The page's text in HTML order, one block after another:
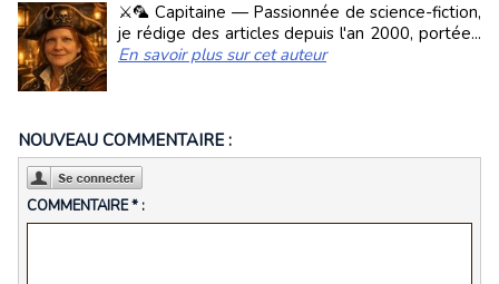
⚔️🦜 Capitaine — Passionnée de science-fiction,
je rédige des articles depuis l'an 2000, portée...
En savoir plus sur cet auteur
NOUVEAU COMMENTAIRE :
COMMENTAIRE * :